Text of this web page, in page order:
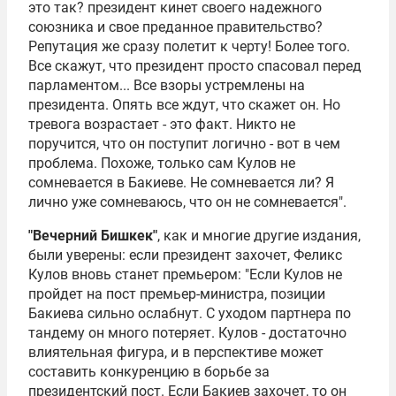
это так? президент кинет своего надежного
союзника и свое преданное правительство?
Репутация же сразу полетит к черту! Более того.
Все скажут, что президент просто спасовал перед
парламентом... Все взоры устремлены на
президента. Опять все ждут, что скажет он. Но
тревога возрастает - это факт. Никто не
поручится, что он поступит логично - вот в чем
проблема. Похоже, только сам Кулов не
сомневается в Бакиеве. Не сомневается ли? Я
лично уже сомневаюсь, что он не сомневается".
"Вечерний Бишкек", как и многие другие издания,
были уверены: если президент захочет, Феликс
Кулов вновь станет премьером: "Если Кулов не
пройдет на пост премьер-министра, позиции
Бакиева сильно ослабнут. С уходом партнера по
тандему он много потеряет. Кулов - достаточно
влиятельная фигура, и в перспективе может
составить конкуренцию в борьбе за
президентский пост. Если Бакиев захочет, то он